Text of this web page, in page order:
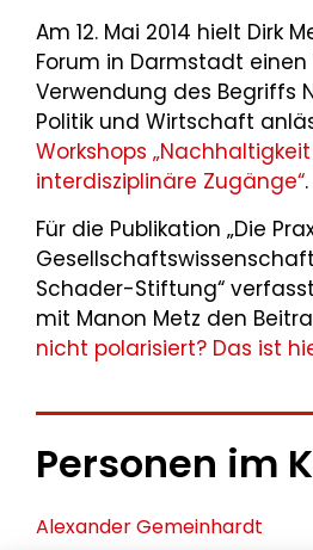
Am 12. Mai 2014 hielt Dirk
Forum in Darmstadt einen
Verwendung des Begriffs
Politik und Wirtschaft
Workshops
interdisziplinäre Zugänge“.
Für die Publikation „Die
Schader-Stiftung“
mit Manon Metz den
nicht polarisiert? Das ist
Personen im
Alexander Gemeinhardt